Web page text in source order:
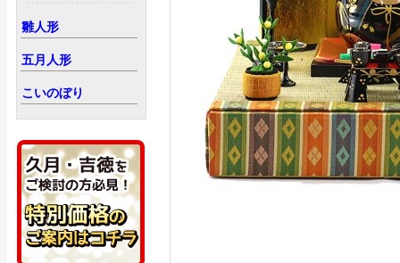
雛人形
五月人形
こいのぼり